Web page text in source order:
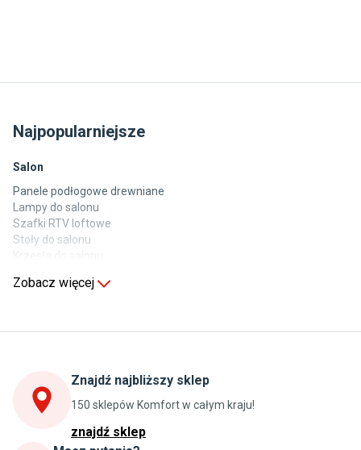
Najpopularniejsze
Salon
Panele podłogowe drewniane
Lampy do salonu
Szafki RTV loftowe
Stoły do salonu
Stoły do kuchni
Szafki kuchenne wiszące (górne)
Szafki pod zlewozmywak
Blaty kuchenne laminowane
Zobacz więcej
Znajdź najbliższy sklep
150 sklepów Komfort w całym kraju!
znajdź sklep